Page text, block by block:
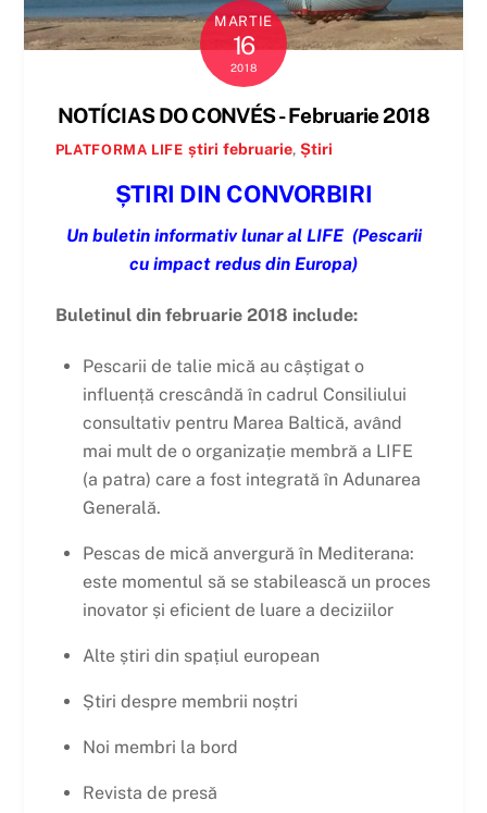
MARTIE
16
2018
NOTÍCIAS DO CONVÉS - Februarie 2018
PLATFORMA LIFE știri februarie, Știri
ȘTIRI DIN CONVORBIRI
Un buletin informativ lunar al LIFE (Pescarii
cu impact redus din Europa)
Buletinul din februarie 2018 include:
Pescarii de talie mică au câștigat o
influență crescândă în cadrul Consiliului
consultativ pentru Marea Baltică, având
mai mult de o organizație membră a LIFE
(a patra) care a fost integrată în Adunarea
Generală.
Pescas de mică anvergură în Mediterana:
este momentul să se stabilească un proces
inovator și eficient de luare a deciziilor
Alte știri din spațiul european
Știri despre membrii noștri
Noi membri la bord
Revista de presă